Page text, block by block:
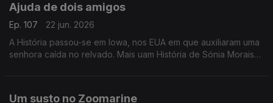
Ajuda de dois amigos
Ep. 107
22 jun. 2026
A História passou-se em Iowa, nos EUA em que auxiliaram uma
senhora caída no relvado. Mais uam História de Sónia Morais
Um susto no Zoomarine